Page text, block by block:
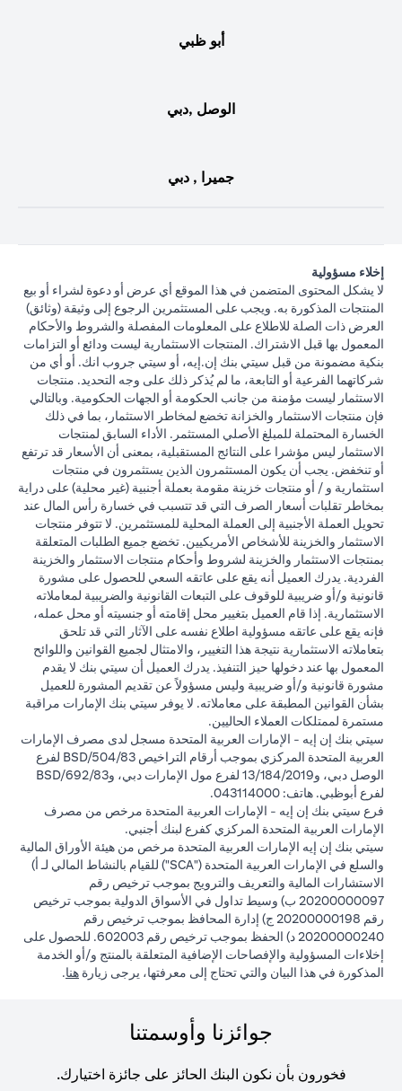
أبو ظبي
الوصل ,دبي
جميرا , دبي
إخلاء مسؤولية
لا يشكل المحتوى المتضمن في هذا الموقع أي عرض أو دعوة لشراء أو بيع
المنتجات المذكورة به. ويجب على المستثمرين الرجوع إلى وثيقة (وثائق)
العرض ذات الصلة للاطلاع على المعلومات المفصلة والشروط والأحكام
المعمول بها قبل الاشتراك. المنتجات الاستثمارية ليست ودائع أو التزامات
بنكية مضمونة من قبل سيتي بنك إن.إيه، أو سيتي جروب انك. أو أي من
شركاتهما الفرعية أو التابعة، ما لم يُذكر ذلك على وجه التحديد. منتجات
الاستثمار ليست مؤمنة من جانب الحكومة أو الجهات الحكومية. وبالتالي
فإن منتجات الاستثمار والخزانة تخضع لمخاطر الاستثمار، بما في ذلك
الخسارة المحتملة للمبلغ الأصلي المستثمر. الأداء السابق لمنتجات
الاستثمار ليس مؤشرا على النتائج المستقبلية، بمعنى أن الأسعار قد ترتفع
أو تنخفض. يجب أن يكون المستثمرون الذين يستثمرون في منتجات
استثمارية و / أو منتجات خزينة مقومة بعملة أجنبية (غير محلية) على دراية
بمخاطر تقلبات أسعار الصرف التي قد تتسبب في خسارة رأس المال عند
تحويل العملة الأجنبية إلى العملة المحلية للمستثمرين. لا تتوفر منتجات
الاستثمار والخزينة للأشخاص الأمريكيين. تخضع جميع الطلبات المتعلقة
بمنتجات الاستثمار والخزينة لشروط وأحكام منتجات الاستثمار والخزينة
الفردية. يدرك العميل أنه يقع على عاتقه السعي للحصول على مشورة
قانونية و/أو ضريبية للوقوف على التبعات القانونية والضريبية لمعاملاته
الاستثمارية. إذا قام العميل بتغيير محل إقامته أو جنسيته أو محل عمله،
فإنه يقع على عاتقه مسؤولية اطلاع نفسه على الآثار التي قد تلحق
بتعاملاته الاستثمارية نتيجة هذا التغيير، والامتثال لجميع القوانين واللوائح
المعمول بها عند دخولها حيز التنفيذ. يدرك العميل أن سيتي بنك لا يقدم
مشورة قانونية و/أو ضريبية وليس مسؤولاً عن تقديم المشورة للعميل
بشأن القوانين المطبقة على معاملاته. لا يوفر سيتي بنك الإمارات مراقبة
مستمرة لممتلكات العملاء الحاليين.
سيتي بنك إن إيه - الإمارات العربية المتحدة مسجل لدى مصرف الإمارات
العربية المتحدة المركزي بموجب أرقام التراخيص BSD/504/83 لفرع
الوصل دبي، و13/184/2019 لفرع مول الإمارات دبي، وBSD/692/83
لفرع أبوظبي. هاتف: 043114000.
فرع سيتي بنك إن إيه - الإمارات العربية المتحدة مرخص من مصرف
الإمارات العربية المتحدة المركزي كفرع لبنك أجنبي.
سيتي بنك إن إيه الإمارات العربية المتحدة مرخص من هيئة الأوراق المالية
والسلع في الإمارات العربية المتحدة ("SCA") للقيام بالنشاط المالي لـ أ)
الاستشارات المالية والتعريف والترويج بموجب ترخيص رقم
20200000097 ب) وسيط تداول في الأسواق الدولية بموجب ترخيص
رقم 20200000198 ج) إدارة المحافظ بموجب ترخيص رقم
20200000240 د) الحفظ بموجب ترخيص رقم 602003. للحصول على
إخلاءات المسؤولية والإفصاحات الإضافية المتعلقة بالمنتج و/أو الخدمة
المذكورة في هذا البيان والتي تحتاج إلى معرفتها، يرجى زيارة هنا.
جوائزنا وأوسمتنا
فخورون بأن نكون البنك الحائز على جائزة اختيارك.